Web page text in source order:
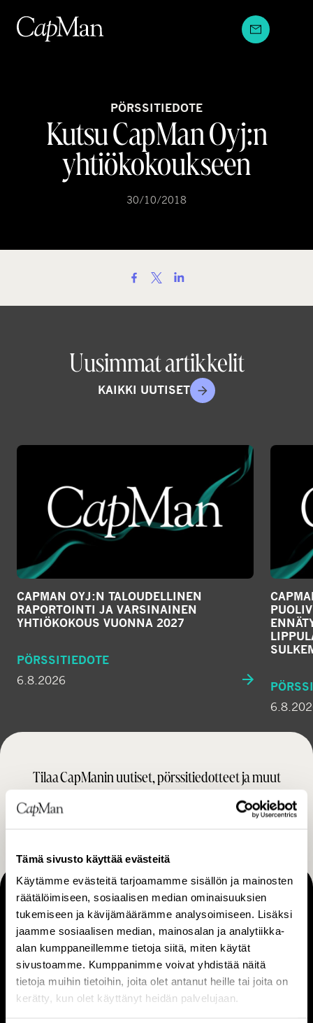
Tämä sivusto käyttää evästeitä
Käytämme evästeitä tarjoamamme sisällön ja mainosten
räätälöimiseen, sosiaalisen median ominaisuuksien
tukemiseen ja kävijämäärämme analysoimiseen. Lisäksi
jaamme sosiaalisen median, mainosalan ja analytiikka-
alan kumppaneillemme tietoja siitä, miten käytät
sivustoamme. Kumppanimme voivat yhdistää näitä
tietoja muihin tietoihin, joita olet antanut heille tai joita on
kerätty, kun olet käyttänyt heidän palvelujaan.
sisältöön
PÖRSSITIEDOTE
Kutsu CapMan Oyj:n
yhtiökokoukseen
30/10/2018
o
n
c
a
l
m
e
i
a
Uusimmat artikkelit
KAIKKI UUTISET
CAPMAN OYJ:N TALOUDELLINEN
RAPORTOINTI JA VARSINAINEN
YHTIÖKOKOUS VUONNA 2027
PÖRSSITIEDOTE
6.8.2026
Tilaa CapManin uutiset, pörssitiedotteet ja muut
MAKING THINGS HAPPEN
Ota yhteyttä